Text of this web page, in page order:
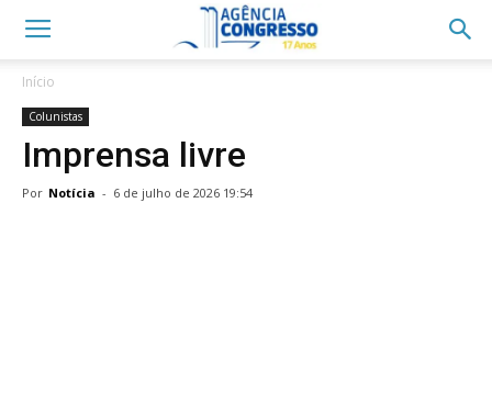
Início
Colunistas
Imprensa livre
Por Notícia - 6 de julho de 2026 19:54